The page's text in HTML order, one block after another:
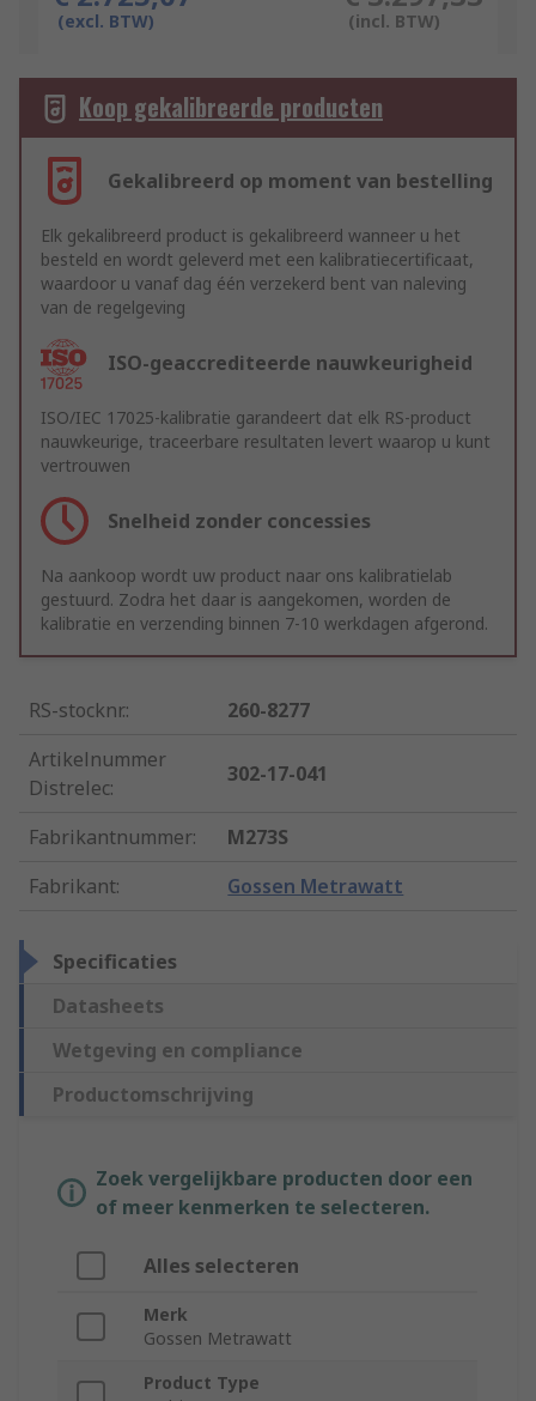
(excl. BTW) (incl. BTW)
Koop gekalibreerde producten
Gekalibreerd op moment van bestelling
Elk gekalibreerd product is gekalibreerd wanneer u het
besteld en wordt geleverd met een kalibratiecertificaat,
waardoor u vanaf dag één verzekerd bent van naleving
van de regelgeving
ISO-geaccrediteerde nauwkeurigheid
ISO/IEC 17025-kalibratie garandeert dat elk RS-product
nauwkeurige, traceerbare resultaten levert waarop u kunt
vertrouwen
Snelheid zonder concessies
Na aankoop wordt uw product naar ons kalibratielab
gestuurd. Zodra het daar is aangekomen, worden de
kalibratie en verzending binnen 7-10 werkdagen afgerond.
RS-stocknr.:
260-8277
Artikelnummer
Distrelec:
302-17-041
Fabrikantnummer:
M273S
Fabrikant: Gossen Metrawatt
Specificaties
Datasheets
Wetgeving en compliance
Productomschrijving
Zoek vergelijkbare producten door een
of meer kenmerken te selecteren.
Alles selecteren
Merk
Gossen Metrawatt
Product Type